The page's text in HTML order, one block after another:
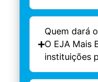
Quem dará
O EJA Mais
instituições